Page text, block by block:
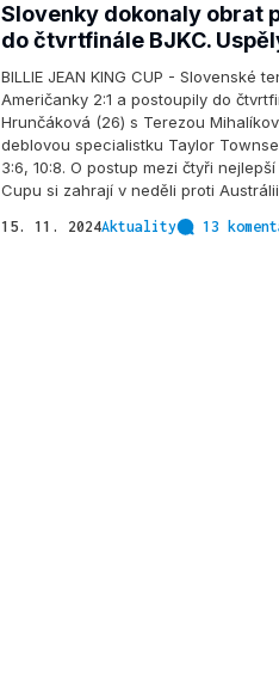
Slovenky dokonaly obrat
do čtvrtfinále BJKC.
BILLIE JEAN KING CUP - Slovenské
Američanky 2:1 a postoupily do
Hrunčáková (26) s Terezou
deblovou specialistku Taylor
3:6, 10:8. O postup mezi čtyři
Cupu si zahrají v neděli proti
15. 11. 2024Aktuality 13